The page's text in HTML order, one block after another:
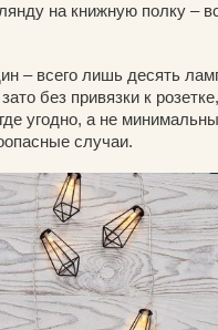
на книжную полку –
– всего лишь десять
без привязки к
угодно, а не
случаи.